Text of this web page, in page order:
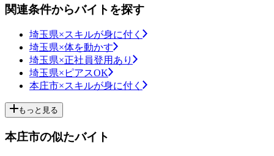
関連条件からバイトを探す
埼玉県×スキルが身に付く
埼玉県×体を動かす
埼玉県×正社員登用あり
埼玉県×ピアスOK
本庄市×スキルが身に付く
もっと見る
本庄市の似たバイト